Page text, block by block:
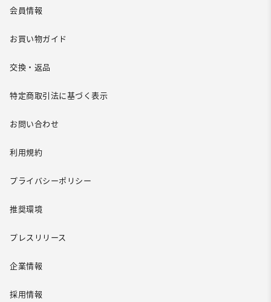
会員情報
お買い物ガイド
交換・返品
特定商取引法に基づく表示
お問い合わせ
利用規約
プライバシーポリシー
推奨環境
プレスリリース
企業情報
採用情報